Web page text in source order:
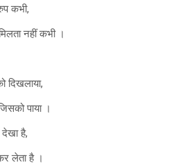
कभी,
नहीं कभी ।
दिखलाया,
पाया ।
है,
लेता है ।